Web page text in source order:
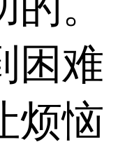
困难
烦恼